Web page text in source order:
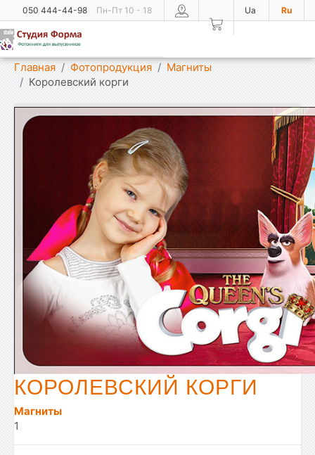
Ua Ru
050 444-44-98 Пн-Пт 10 - 18
Показать меню
Главная Фотопродукция
Магниты
Королевский корги
КОРОЛЕВСКИЙ КОРГИ
Магниты
1